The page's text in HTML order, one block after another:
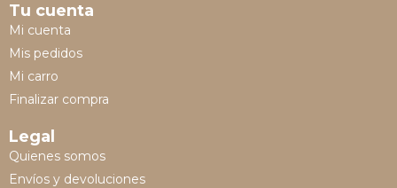
Tu cuenta
Mi cuenta
Mis pedidos
Mi carro
Finalizar compra
Legal
Quienes somos
Envíos y devoluciones